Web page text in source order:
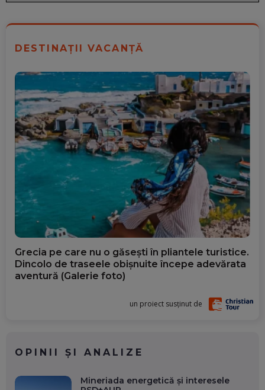
DESTINAȚII VACANȚĂ
Grecia pe care nu o găsești în pliantele turistice.
Dincolo de traseele obișnuite începe adevărata
aventură (Galerie foto)
un proiect susținut de
OPINII ȘI ANALIZE
Mineriada energetică și interesele